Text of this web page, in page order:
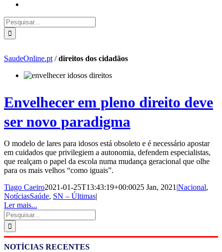
Pesquisar
SaudeOnline.pt /direitos dos cidadãos
Envelhecer em pleno direito deve
ser novo paradigma
O modelo de lares para idosos está obsoleto e é necessário apostar
em cuidados que privilegiem a autonomia, defendem especialistas,
que realçam o papel da escola numa mudança geracional que olhe
para os mais velhos “como iguais”.
Tiago Caeiro2021-01-25T13:43:19+00:0025 Jan, 2021 |Nacional,
NotíciasSaúde, SN – Últimas|
Ler mais...
Pesquisar
NOTÍCIAS RECENTES